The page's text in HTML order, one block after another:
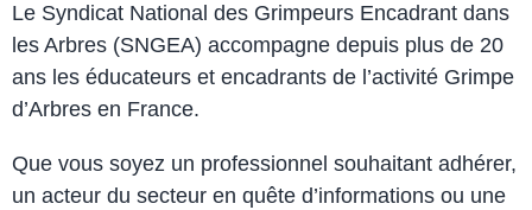
Le Syndicat National des Grimpeurs Encadrant dans
les Arbres (SNGEA) accompagne depuis plus de 20
ans les éducateurs et encadrants de l’activité Grimpe
d’Arbres en France.
Que vous soyez un professionnel souhaitant adhérer,
un acteur du secteur en quête d’informations ou une